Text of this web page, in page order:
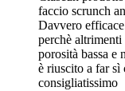
faccio scrunch
Davvero
perchè
porosità bassa e
è riuscito a far sì
consigliatissimo